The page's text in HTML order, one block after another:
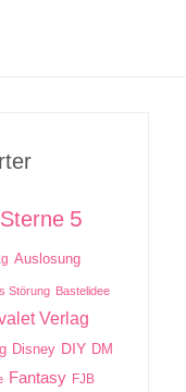
5
Auslosung
Störung Bastelidee
Verlag
Disney DIY DM
Fantasy FJB